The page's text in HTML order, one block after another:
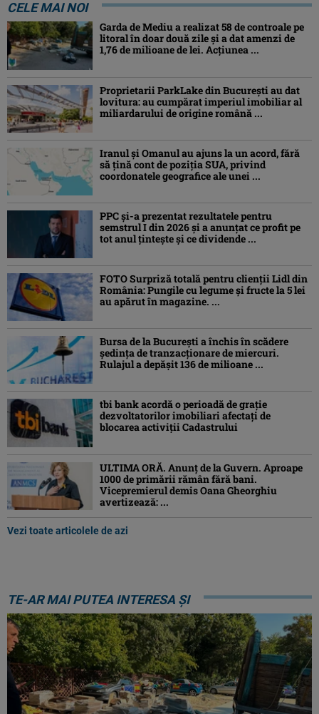
CELE MAI NOI
Garda de Mediu a realizat 58 de controale pe
litoral în doar două zile și a dat amenzi de
1,76 de milioane de lei. Acțiunea ...
Proprietarii ParkLake din București au dat
lovitura: au cumpărat imperiul imobiliar al
miliardarului de origine română ...
Iranul și Omanul au ajuns la un acord, fără
să țină cont de poziția SUA, privind
coordonatele geografice ale unei ...
PPC și-a prezentat rezultatele pentru
semstrul I din 2026 și a anunțat ce profit pe
tot anul țintește și ce dividende ...
FOTO Surpriză totală pentru clienții Lidl din
România: Pungile cu legume și fructe la 5 lei
au apărut în magazine. ...
Bursa de la București a închis în scădere
ședința de tranzacționare de miercuri.
Rulajul a depășit 136 de milioane ...
tbi bank acordă o perioadă de grație
dezvoltatorilor imobiliari afectați de
blocarea activiții Cadastrului
ULTIMA ORĂ. Anunț de la Guvern. Aproape
1000 de primării rămân fără bani.
Vicepremierul demis Oana Gheorghiu
avertizează: ...
Vezi toate articolele de azi
TE-AR MAI PUTEA INTERESA ȘI